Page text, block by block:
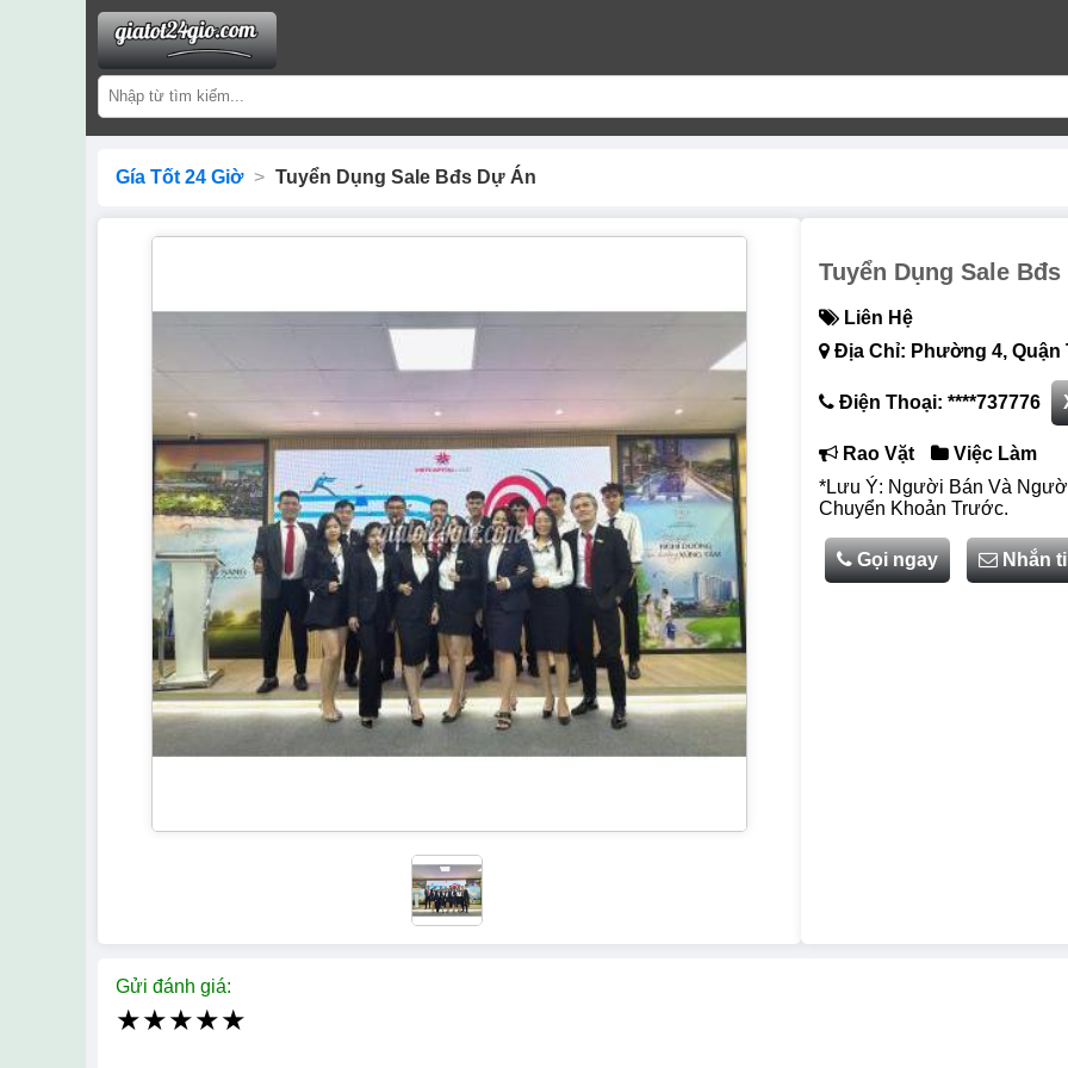
Gía Tốt 24 Giờ > Tuyển Dụng Sale Bđs Dự Án
Tuyển Dụng Sale
Liên Hệ
Địa Chỉ: Phường 4, Quận
Điện Thoại: ****737776
Rao Vặt
Việc Làm
*Lưu Ý: Người Bán Và
Chuyển Khoản Trước.
Gọi ngay Nhắn
Gửi đánh giá:
★★★★★